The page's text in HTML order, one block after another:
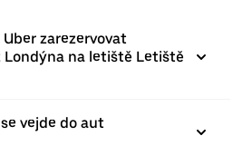
zarezervovat
Londýna na letiště Letiště
vejde do aut